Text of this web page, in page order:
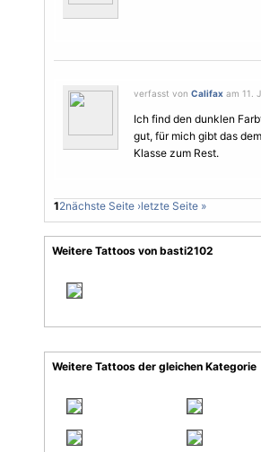
verfasst von Califax am 11.
Ich find den dunklen
gut, für mich gibt das
Klasse zum Rest.
12nächste Seite ›letzte Seite »
Weitere Tattoos von basti2102
Weitere Tattoos der gleichen Kategorie